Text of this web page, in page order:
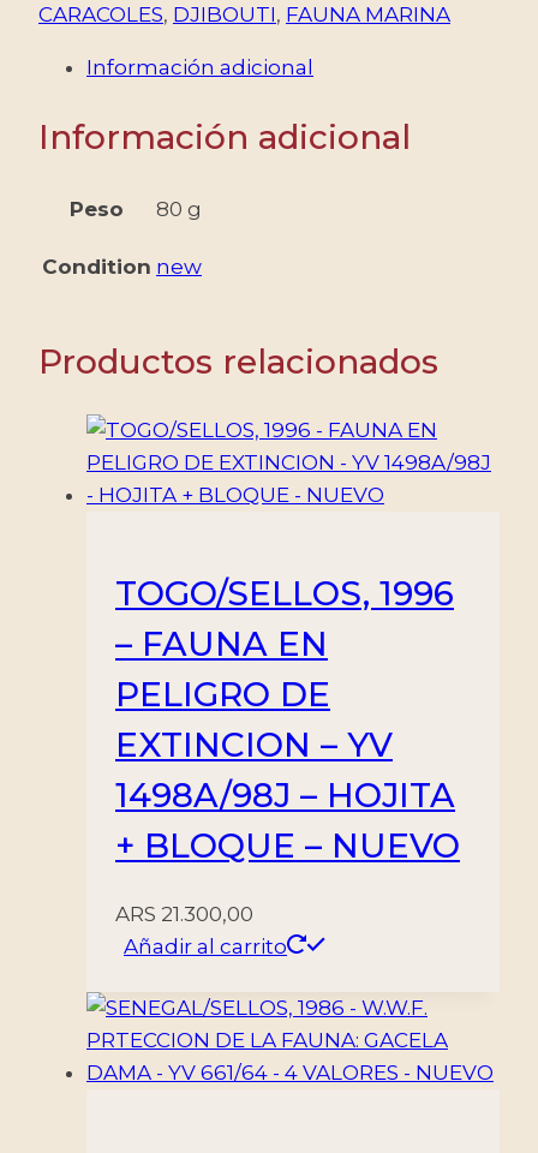
CARACOLES, DJIBOUTI, FAUNA MARINA
Información adicional
Información adicional
Peso 80 g
Condition new
Productos relacionados
TOGO/SELLOS, 1996
– FAUNA EN
PELIGRO DE
EXTINCION – YV
1498A/98J – HOJITA
+ BLOQUE – NUEVO
ARS 21.300,00
Añadir al carrito